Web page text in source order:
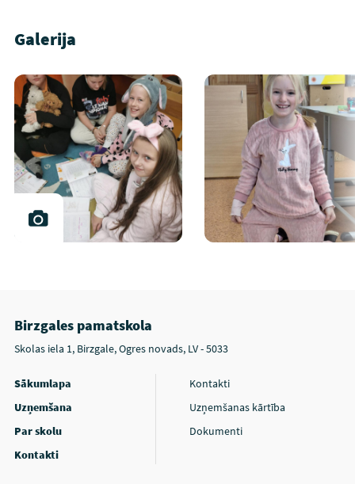
Galerija
Birzgales pamatskola
Skolas iela 1, Birzgale, Ogres novads, LV - 5033
Sākumlapa
Uzņemšana
Par skolu
Kontakti
Kontakti
Uzņemšanas kārtība
Dokumenti